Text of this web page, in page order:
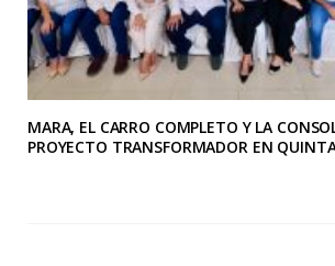
MARA, EL CARRO COMPLETO Y LA
PROYECTO TRANSFORMADOR EN